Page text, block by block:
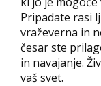
Pripadate rasi
vraževerna in
česar ste
in navajanje.
vaš svet.